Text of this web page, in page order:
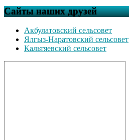
Сайты наших друзей
Акбулатовский сельсовет
Ялгыз-Наратовский сельсовет
Кальтяевский сельсовет